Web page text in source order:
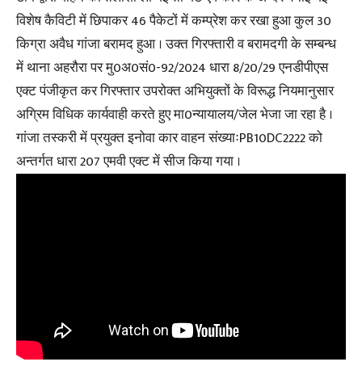
विशेष कैविटी में छिपाकर 46 पैकेटों में कम्प्रेश कर रखा हुआ कुल 30
किग्रा अवैध गांजा बरामद हुआ । उक्त गिरफ्तारी व बरामदगी के सम्बन्ध
में थाना अहरौरा पर मु0अ0सं0-92/2024 धारा 8/20/29 एनडीपीएस
एक्ट पंजीकृत कर गिरफ्तार उपरोक्त अभियुक्तों के विरूद्ध नियमानुसार
अग्रिम विधिक कार्यवाही करते हुए मा0न्यायालय/जेल भेजा जा रहा है ।
गांजा तस्करी में प्रयुक्त इनोवा कार वाहन संख्याःPB10DC2222 को
अन्तर्गत धारा 207 एमवी एक्ट में सीज किया गया ।